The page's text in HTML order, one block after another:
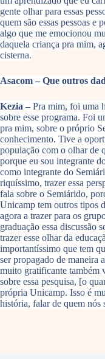
gente olhar para essas
quem são essas pessoas e
algo que me emocionou
daquela criança pra mim,
cisterna.
Asacom – Que outros
Kezia – Pra mim, foi uma
sobre esse programa. Foi
pra mim, sobre o próprio
conhecimento. Tive a
população com o olhar de
porque eu sou integrante
como integrante do
riquíssimo, trazer essa
fala sobre o Semiárido,
Unicamp tem outros tipos
agora a trazer para os
graduação essa discussão
trazer esse olhar da
importantíssimo que tem
ser propagado de maneira
muito gratificante também
sobre essa pesquisa, [o
própria Unicamp. Isso é
história, falar de quem nós